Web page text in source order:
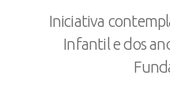
Iniciativa
Infantil e dos